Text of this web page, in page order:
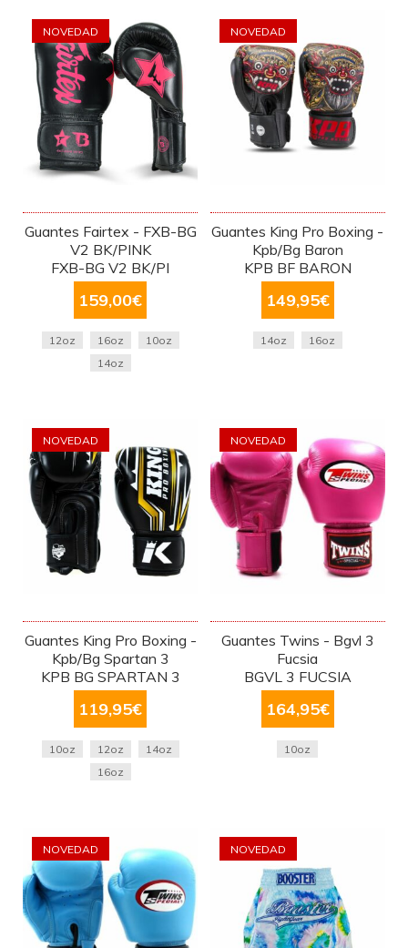
NOVEDAD
Guantes Fairtex - FXB-BG
V2 BK/PINK
FXB-BG V2 BK/PI
159,00€
12oz 16oz
10oz
14oz
NOVEDAD
Guantes King Pro Boxing -
Kpb/Bg Baron
KPB BF BARON
149,95€
14oz 16oz
NOVEDAD
Guantes King Pro Boxing -
Kpb/Bg Spartan 3
KPB BG SPARTAN 3
119,95€
10oz 12oz
14oz
16oz
NOVEDAD
Guantes Twins - Bgvl 3
Fucsia
BGVL 3 FUCSIA
164,95€
10oz
NOVEDAD NOVEDAD